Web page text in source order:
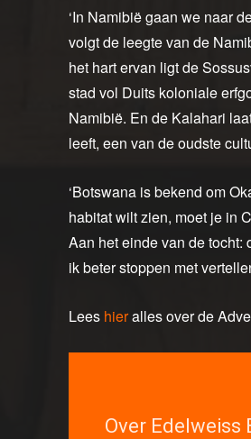
‘In Namibië gaan we naar
volgt de leegte van de
het hart ervan ligt de
stad vol Duits koloniale
Namibië. En de Kalahari
leeft, een van de oudste
‘Botswana is bekend om
habitat wilt zien, moet je in
Aan het einde van de
ik beter stoppen met
Lees hieralles over de
Over Edelweiss